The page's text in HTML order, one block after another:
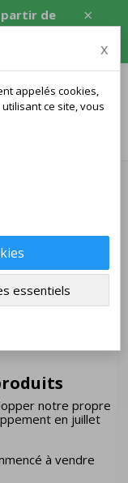
×
de
PLN,
en ligne en
DHS et les bois
notre propre
en juillet
à vendre
x
appelés cookies,
ce site, vous
essentiels